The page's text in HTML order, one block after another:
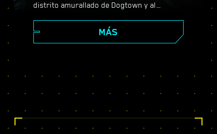
distrito amurallado de Dogtown y al
en agente secreto y vive una apasionante
historia repleta de giros dramáticos y
decisiones que cambiarán tu destino;
dinámicas misiones de mundo abierto,
más!
MÁS